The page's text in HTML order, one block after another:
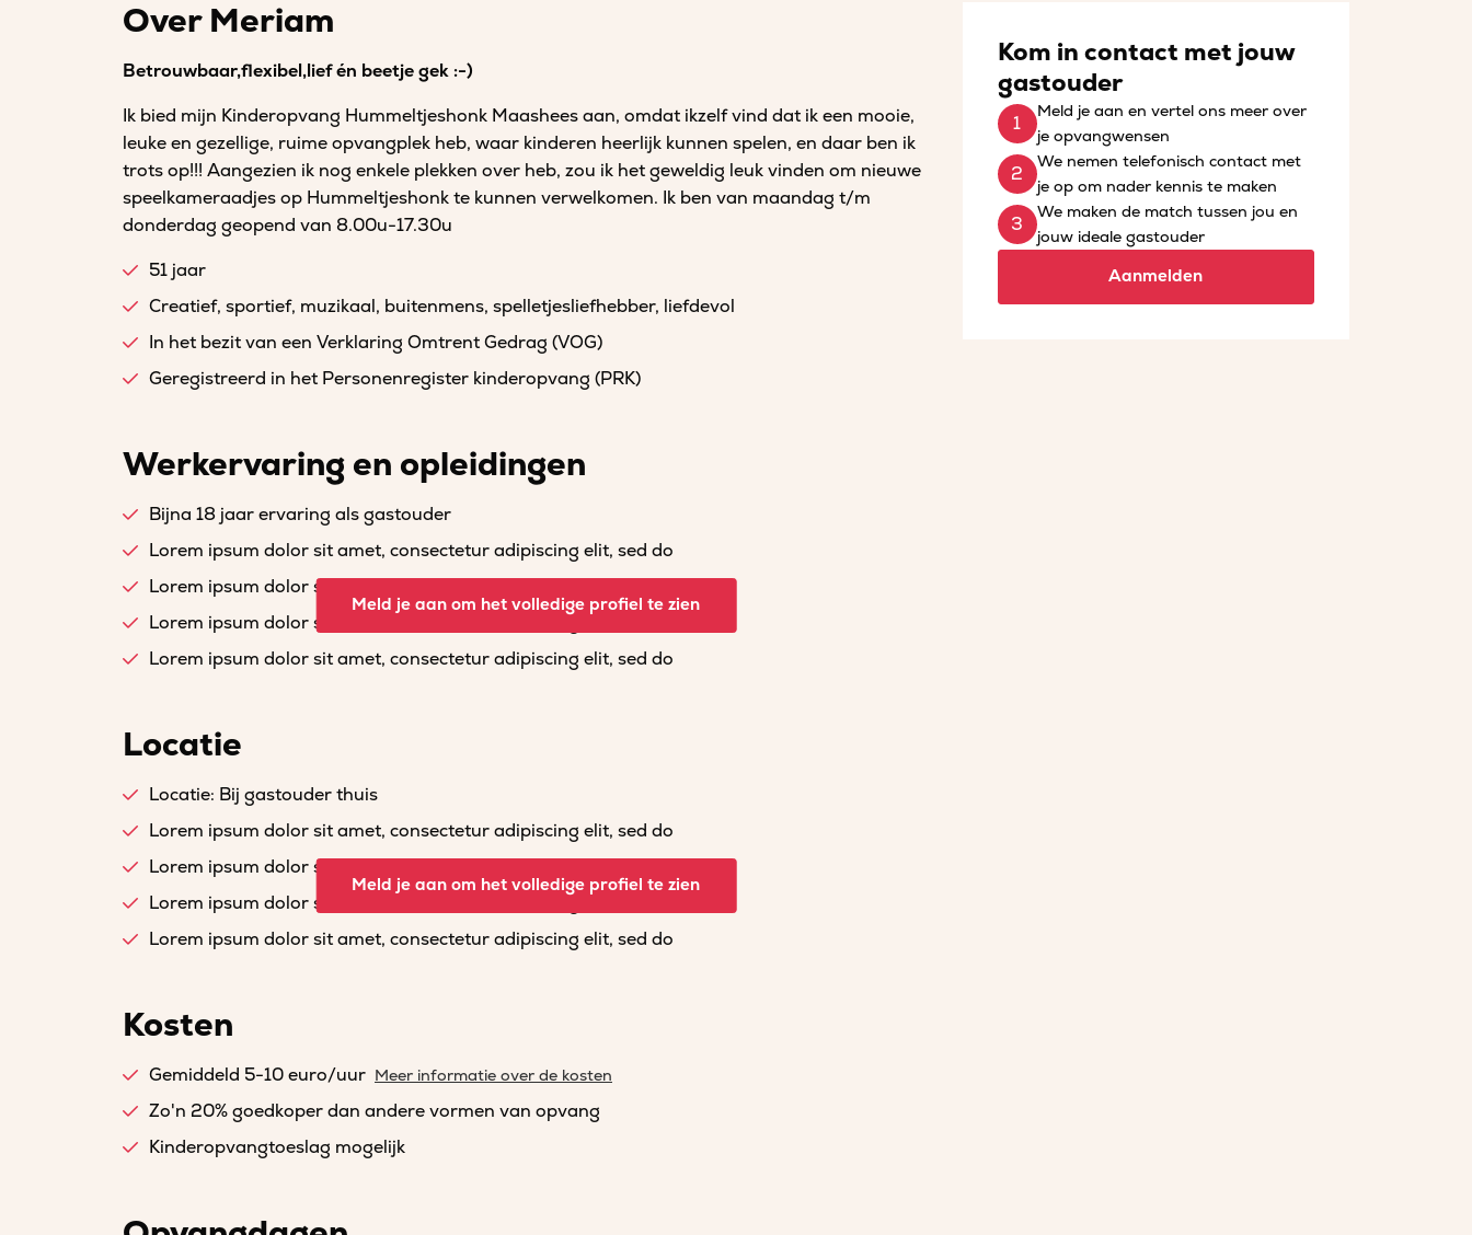
Over Meriam
Betrouwbaar,flexibel,lief én beetje gek :-)
Ik bied mijn Kinderopvang Hummeltjeshonk Maashees aan, omdat ikzelf vind dat ik een mooie,
leuke en gezellige, ruime opvangplek heb, waar kinderen heerlijk kunnen spelen, en daar ben ik
trots op!!! Aangezien ik nog enkele plekken over heb, zou ik het geweldig leuk vinden om nieuwe
speelkameraadjes op Hummeltjeshonk te kunnen verwelkomen. Ik ben van maandag t/m
donderdag geopend van 8.00u-17.30u
51 jaar
Creatief, sportief, muzikaal, buitenmens, spelletjesliefhebber, liefdevol
In het bezit van een Verklaring Omtrent Gedrag (VOG)
Geregistreerd in het Personenregister kinderopvang (PRK)
Kom in contact met jouw
gastouder
Meld je aan en vertel ons meer over
je opvangwensen
We nemen telefonisch contact met
je op om nader kennis te maken
We maken de match tussen jou en
jouw ideale gastouder
Aanmelden
Werkervaring en opleidingen
Bijna 18 jaar ervaring als gastouder
Lorem ipsum dolor sit amet, consectetur adipiscing elit, sed do
Lorem ipsum dolor sit amet, consectetur adipiscing elit, sed do
Lorem ipsum dolor sit amet, consectetur adipiscing elit, sed do
Lorem ipsum dolor sit amet, consectetur adipiscing elit, sed do
Meld je aan om het volledige profiel te zien
Locatie
Locatie: Bij gastouder thuis
Lorem ipsum dolor sit amet, consectetur adipiscing elit, sed do
Lorem ipsum dolor sit amet, consectetur adipiscing elit, sed do
Lorem ipsum dolor sit amet, consectetur adipiscing elit, sed do
Lorem ipsum dolor sit amet, consectetur adipiscing elit, sed do
Meld je aan om het volledige profiel te zien
Kosten
Gemiddeld 5-10 euro/uur Meer informatie over de kosten
Zo'n 20% goedkoper dan andere vormen van opvang
Kinderopvangtoeslag mogelijk